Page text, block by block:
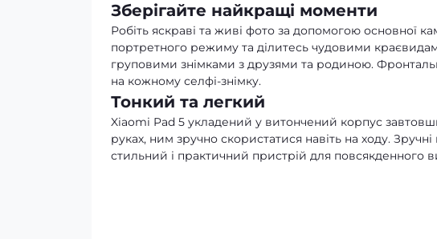
Зберігайте найкращі моменти
Робіть яскраві та живі фото за допомогою основної
портретного режиму та ділитесь чудовими
груповими знімками з друзями та родиною.
на кожному селфі-знімку.
Тонкий та легкий
Xiaomi Pad 5 укладений у витончений корпус
руках, ним зручно скористатися навіть на ходу.
стильний і практичний пристрій для повсякденного